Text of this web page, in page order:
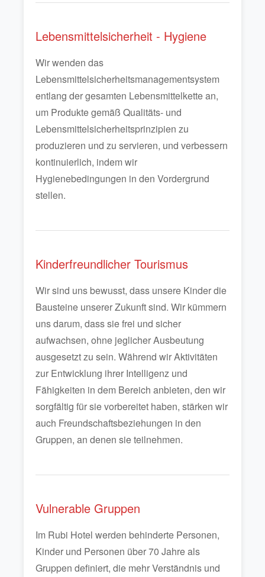
Lebensmittelsicherheit - Hygiene
Wir wenden das
Lebensmittelsicherheitsmanagementsystem
entlang der gesamten Lebensmittelkette an,
um Produkte gemäß Qualitäts- und
Lebensmittelsicherheitsprinzipien zu
produzieren und zu servieren, und verbessern
kontinuierlich, indem wir
Hygienebedingungen in den Vordergrund
stellen.
Kinderfreundlicher Tourismus
Wir sind uns bewusst, dass unsere Kinder die
Bausteine unserer Zukunft sind. Wir kümmern
uns darum, dass sie frei und sicher
aufwachsen, ohne jeglicher Ausbeutung
ausgesetzt zu sein. Während wir Aktivitäten
zur Entwicklung ihrer Intelligenz und
Fähigkeiten in dem Bereich anbieten, den wir
sorgfältig für sie vorbereitet haben, stärken wir
auch Freundschaftsbeziehungen in den
Gruppen, an denen sie teilnehmen.
Vulnerable Gruppen
Im Rubi Hotel werden behinderte Personen,
Kinder und Personen über 70 Jahre als
Gruppen definiert, die mehr Verständnis und